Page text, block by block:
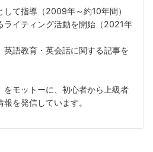
て指導（2009年～約10年間）
ライティング活動を開始（2021年
語教育・英会話に関する記事を
をモットーに、初心者から上級者
を発信しています。